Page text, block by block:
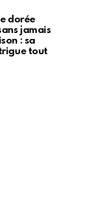
dorée
jamais
: sa
tout